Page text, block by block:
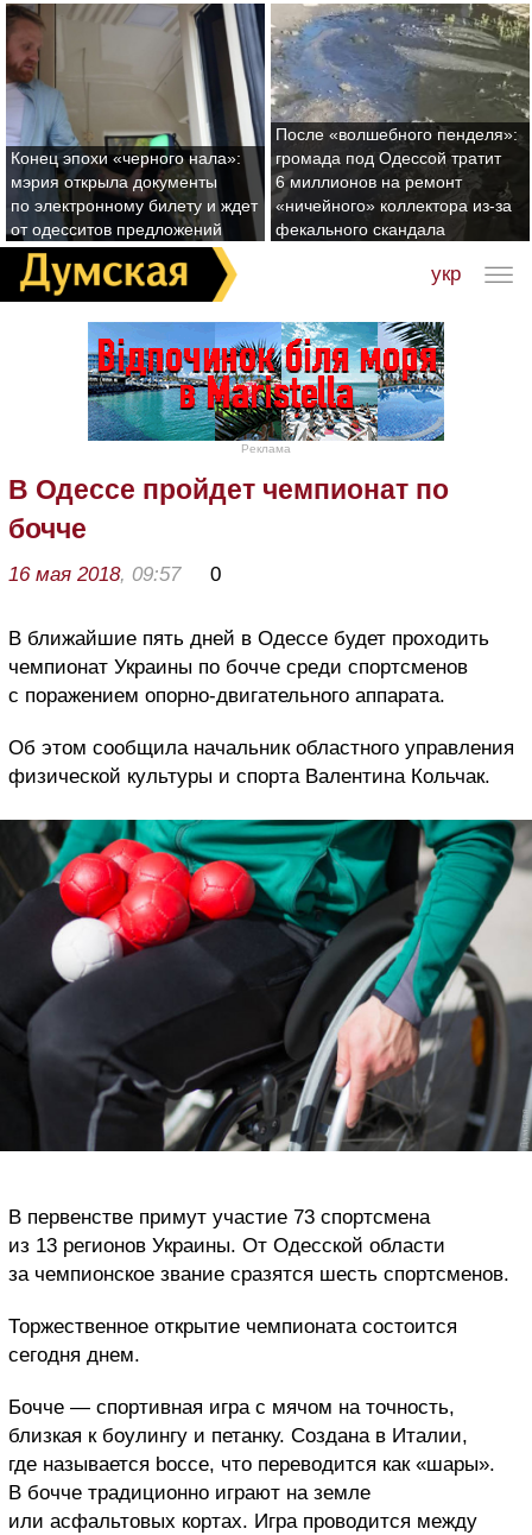
Конец эпохи «черного нала»:
мэрия открыла документы
по электронному билету и ждет
от одесситов предложений
После «волшебного пенделя»:
громада под Одессой тратит
6 миллионов на ремонт
«ничейного» коллектора из-за
фекального скандала
укр
Реклама
В Одессе пройдет чемпионат по
бочче
16 мая 2018, 09:57 0
В ближайшие пять дней в Одессе будет проходить
чемпионат Украины по бочче среди спортсменов
с поражением опорно-двигательного аппарата.
Об этом сообщила начальник областного управления
физической культуры и спорта Валентина Кольчак.
В первенстве примут участие 73 спортсмена
из 13 регионов Украины. От Одесской области
за чемпионское звание сразятся шесть спортсменов.
Торжественное открытие чемпионата состоится
сегодня днем.
Бочче — спортивная игра с мячом на точность,
близкая к боулингу и петанку. Создана в Италии,
где называется bocce, что переводится как «шары».
В бочче традиционно играют на земле
или асфальтовых кортах. Игра проводится между